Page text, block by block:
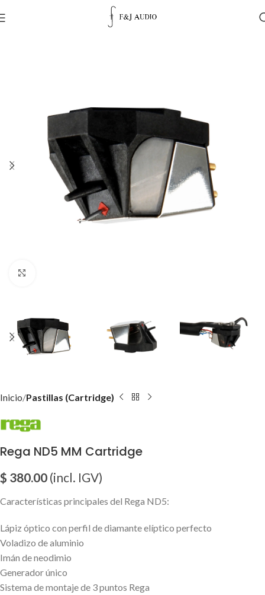
Inicio Pastillas (Cartridge)
Rega ND5 MM Cartridge
$ 380.00 (incl. IGV)
Características principales del Rega ND5:
Lápiz óptico con perfil de diamante elíptico perfecto
Voladizo de aluminio
Imán de neodimio
Generador único
Sistema de montaje de 3 puntos Rega